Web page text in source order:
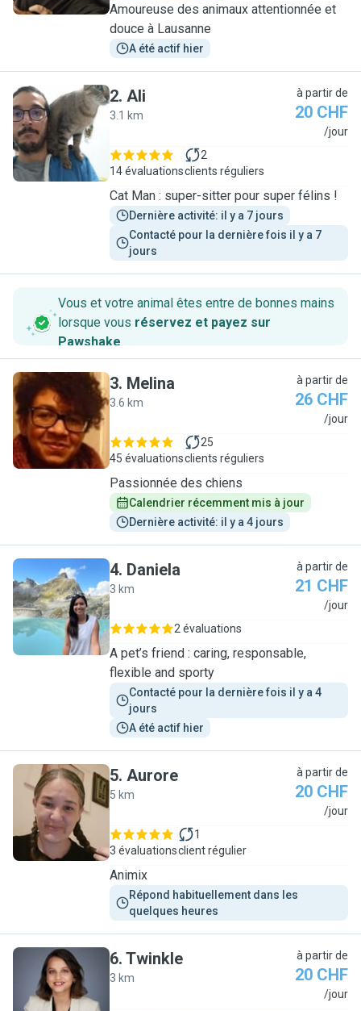
Amoureuse des animaux attentionnée et
douce à Lausanne
A été actif hier
A
2. Ali
3.1 km
à partir de
20 CHF
/jour
14 évaluations
2
clients réguliers
Cat Man : super-sitter pour super félins !
Dernière activité: il y a 7 jours
Contacté pour la dernière fois il y a 7
jours
Vous et votre animal êtes entre de bonnes mains
lorsque vous réservez et payez sur
Pawshake.
M
3. Melina
3.6 km
à partir de
26 CHF
/jour
45 évaluations
25
clients réguliers
Passionnée des chiens
Calendrier récemment mis à jour
Dernière activité: il y a 4 jours
D
4. Daniela
3 km
à partir de
21 CHF
/jour
2 évaluations
A pet’s friend : caring, responsable,
flexible and sporty
Contacté pour la dernière fois il y a 4
jours
A été actif hier
A
5. Aurore
5 km
à partir de
20 CHF
/jour
3 évaluations
1
client régulier
Animix
Répond habituellement dans les
quelques heures
T
6. Twinkle
3 km
à partir de
20 CHF
/jour